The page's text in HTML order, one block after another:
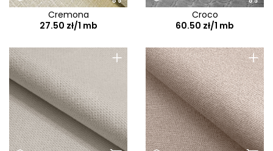
Cremona
27.50 zł/1 mb
Croco
60.50 zł/1 mb
+ +